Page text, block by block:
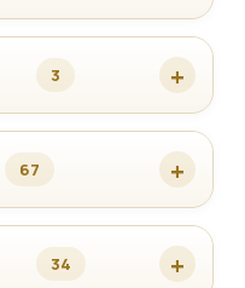
3
67
34